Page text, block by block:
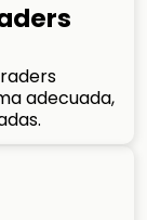
adecuada,